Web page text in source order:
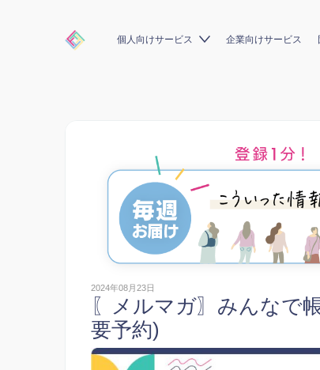
個人向けサービス 企業向けサービス
2024年08月23日
〖メルマガ〗みんなで
要予約)